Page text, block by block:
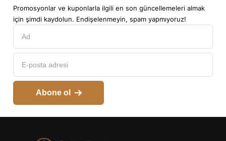
Promosyonlar ve kuponlarla ilgili en son güncellemeleri almak
için şimdi kaydolun. Endişelenmeyin, spam yapmıyoruz!
Abone ol